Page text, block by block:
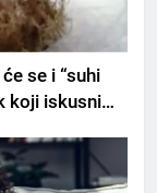
se i “suhi
koji iskusni